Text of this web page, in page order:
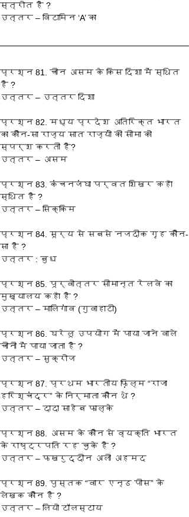
स्त्रोत है ?
उत्तर – विटामिन ‘A’ का
प्रश्‍न 81. चीन असम के किस दिशा में स्थित
है ?
उत्तर – उत्तर दिशा
प्रश्‍न 82. मध्य प्रदेश अतिरिक्त भारत
का कौन-सा राज्य सात राज्यों की सीमा को
स्पर्श करती है?
उत्तर – असम
प्रश्‍न 83. कंचनजंघा पर्वत शिखर कहाँ
स्थित है ?
उत्तर – सिक्किम
प्रश्‍न 84. सूर्य से सबसे नजदीक गृह कौन-
सा है ?
उत्तर : बुध
प्रश्‍न 85. पूर्वोत्तर सीमान्त रेलवे का
मुख्यालय कहाँ है ?
उत्तर – मालिगांव (गुवाहाटी)
प्रश्‍न 86. घरेलू उपयोग में पाया जाने वाले
चीनी में पाया जाता है ?
उत्तर – सुक्रोज
प्रश्‍न 87. प्रथम भारतीय फ़िल्म “राजा
हरिश्चंद्र” के निर्माता कौन थे ?
उत्तर – दादा साहेब फाल्के
प्रश्‍न 88. असम के कौन से व्यक्ति भारत
के राष्ट्रपति रह चुके है ?
उत्तर – फखरुद्दीन अली अहमद
प्रश्‍न 89. पुस्तक “वार एन्ड पीस” के
लेखक कौन है ?
उत्तर – लियो टॉलस्टाय